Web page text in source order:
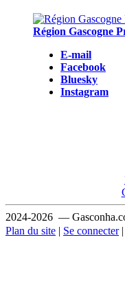
Région Gascogne
E-mail
Facebook
Bluesky
Instagram
2024-2026 —
Plan du site | Se connecter|